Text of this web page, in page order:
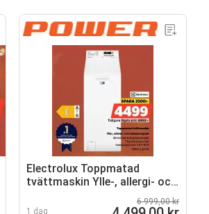
Electrolux Toppmatad
tvättmaskin Ylle-, allergi- och
1 dag
6 999,00 kr